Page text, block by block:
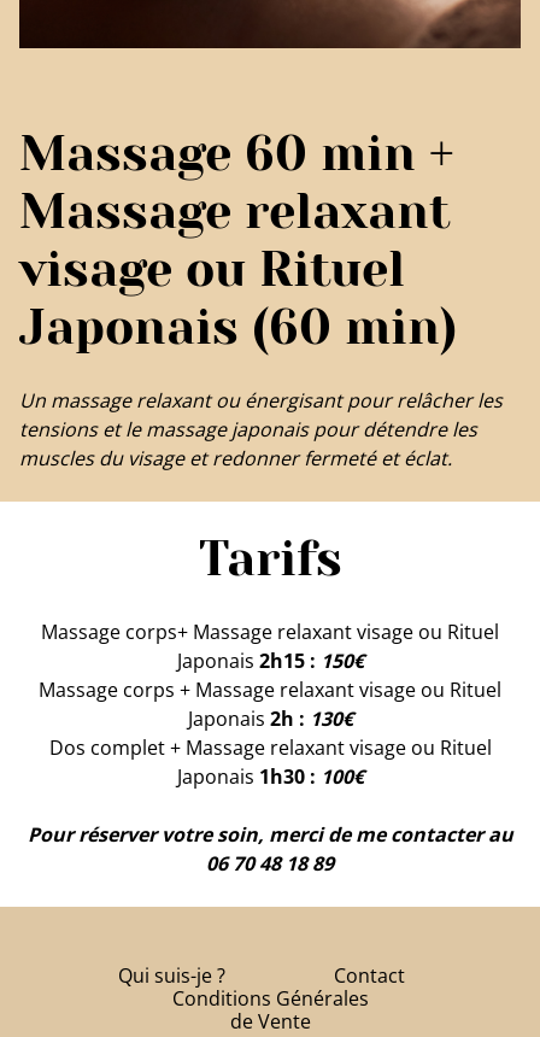
Massage 60 min +
Massage relaxant
visage ou Rituel
Japonais (60 min)
Un massage relaxant ou énergisant pour relâcher les
tensions et le massage japonais pour détendre les
muscles du visage et redonner fermeté et éclat.
Tarifs
Massage corps+ Massage relaxant visage ou Rituel
Japonais 2h15 : 150€
Massage corps + Massage relaxant visage ou Rituel
Japonais 2h : 130€
Dos complet + Massage relaxant visage ou Rituel
Japonais 1h30 : 100€
Pour réserver votre soin, merci de me contacter au
06 70 48 18 89
Qui suis-je ?
Contact
Conditions Générales
de Vente